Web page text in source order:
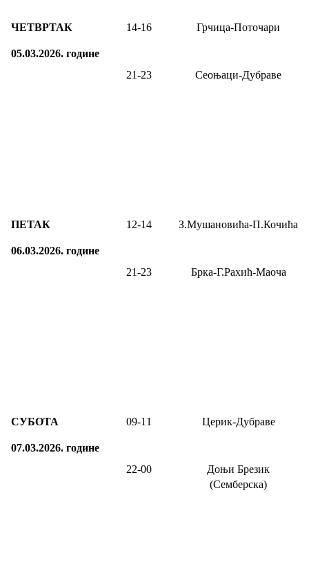
ЧЕТВРТАК
05.03.2026. године
14-16 Грчица-Поточари
21-23 Сеоњаци-Дубраве
ПЕТАК
06.03.2026. године
12-14 З.Мушановића-П.Кочића
21-23 Брка-Г.Рахић-Маоча
СУБОТА
07.03.2026. године
09-11 Церик-Дубраве
22-00
Доњи Брезик
(Семберска)